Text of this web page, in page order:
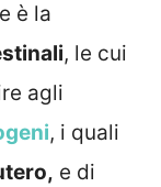
è la
, le cui
agli
, i quali
e di